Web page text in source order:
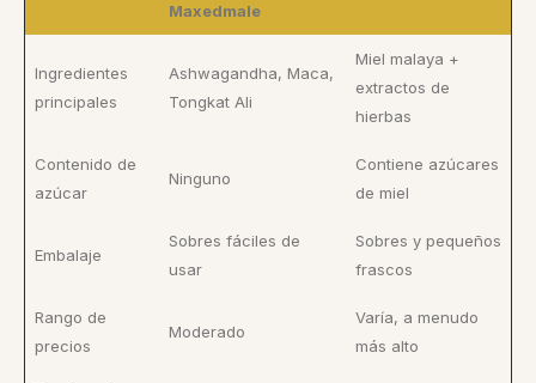
Maxedmale
Ingredientes
principales
Ashwagandha, Maca,
Tongkat Ali
Miel malaya +
extractos de
hierbas
Contenido de
azúcar
Ninguno
Contiene azúcares
de miel
Embalaje
Sobres fáciles de
usar
Sobres y pequeños
frascos
Rango de
precios
Moderado
Varía, a menudo
más alto